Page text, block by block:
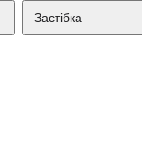
Застібка